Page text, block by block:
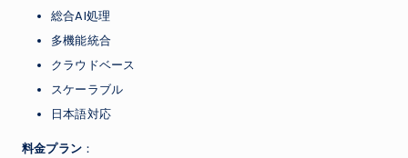
総合AI処理
多機能統合
クラウドベース
スケーラブル
日本語対応
料金プラン ：